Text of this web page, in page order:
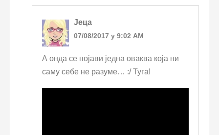
Јеца
07/08/2017 у 9:02 AM
А онда се појави једна оваква која ни
саму себе не разуме… :/ Туга!